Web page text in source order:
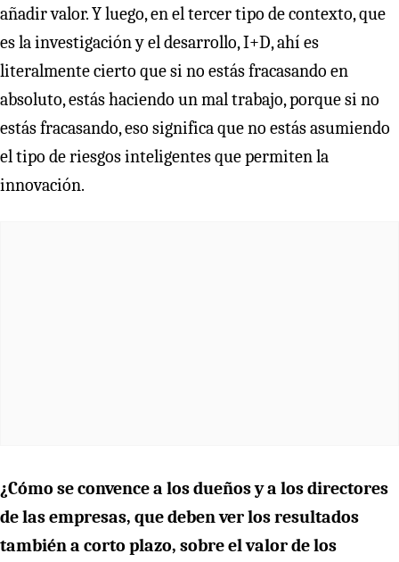
añadir valor. Y luego, en el tercer tipo de contexto, que
es la investigación y el desarrollo, I+D, ahí es
literalmente cierto que si no estás fracasando en
absoluto, estás haciendo un mal trabajo, porque si no
estás fracasando, eso significa que no estás asumiendo
el tipo de riesgos inteligentes que permiten la
innovación.
¿Cómo se convence a los dueños y a los directores
de las empresas, que deben ver los resultados
también a corto plazo, sobre el valor de los